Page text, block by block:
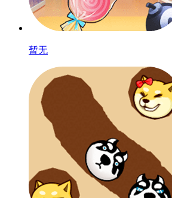
暂无